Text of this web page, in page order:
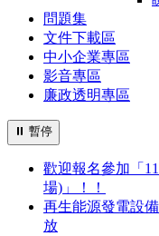
問題集
文件下載區
中小企業專區
影音專區
廉政透明專區
⏸ 暫停
歡迎報名參加「
場)」！！
再生能源發電設
放